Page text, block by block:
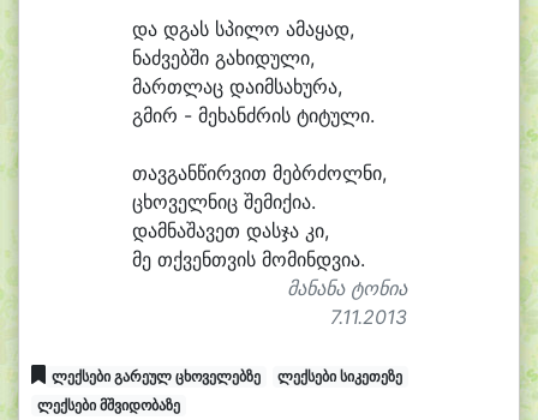
და დგას სპილო ამაყად,
ნაძვებში გახიდული,
მართლაც დაიმსახურა,
გმირ - მეხანძრის ტიტული.
თავგანწირვით მებრძოლნი,
ცხოველნიც შემიქია.
დამნაშავეთ დასჯა კი,
მე თქვენთვის მომინდვია.
მანანა ტონია
7.11.2013
ლექსები გარეულ ცხოველებზე
ლექსები სიკეთეზე
ლექსები მშვიდობაზე